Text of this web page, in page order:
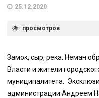
25.12.2020
просмотров
Замок, сыр, река. Неман
Власти и жители
муниципалитета.
администрации Андреем